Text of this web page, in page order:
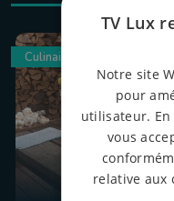
Culinaire
TV Lux
Notre site
pour
utilisateur.
vous
relative aux